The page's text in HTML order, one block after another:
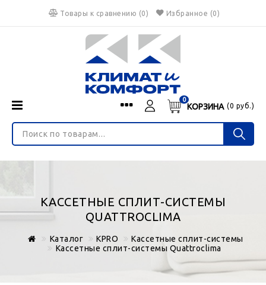
Товары к сравнению (0) Избранное (0)
Menu
Войти
$ руб.
КОРЗИНА
0
(0 руб.)
О нас
НЕ ЯВЛЯЕТСЯ ПУБЛИЧНОЙ ОФЕРТОЙ
Доставка и оплата
Блог
Контакты
КАССЕТНЫЕ СПЛИТ-СИСТЕМЫ
QUATTROCLIMA
Каталог KPRO
Кассетные сплит-системы
Кассетные сплит-системы Quattroclima